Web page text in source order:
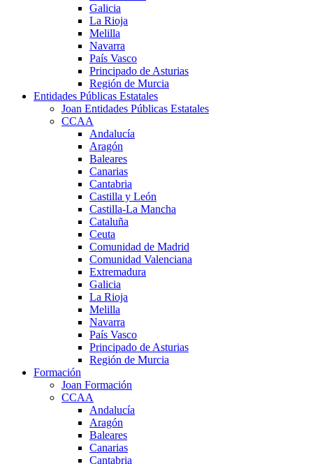
Galicia
La Rioja
Melilla
Navarra
País Vasco
Principado de Asturias
Región de Murcia
Entidades Públicas Estatales
Joan Entidades Públicas Estatales
CCAA
Andalucía
Aragón
Baleares
Canarias
Cantabria
Castilla y León
Castilla-La Mancha
Cataluña
Ceuta
Comunidad de Madrid
Comunidad Valenciana
Extremadura
Galicia
La Rioja
Melilla
Navarra
País Vasco
Principado de Asturias
Región de Murcia
Formación
Joan Formación
CCAA
Andalucía
Aragón
Baleares
Canarias
Cantabria